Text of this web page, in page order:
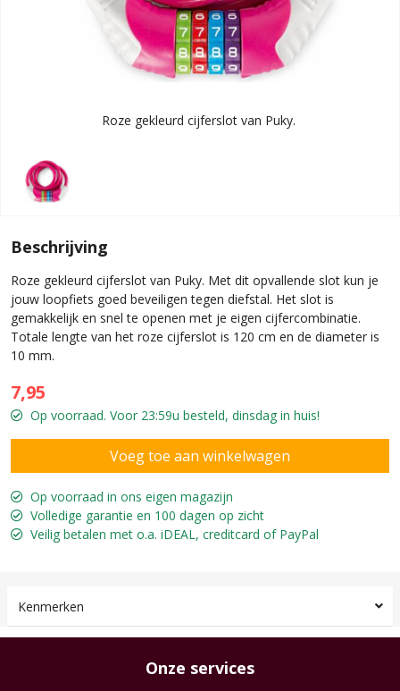
Roze gekleurd cijferslot van Puky.
Beschrijving
Roze gekleurd cijferslot van Puky. Met dit opvallende slot kun je
jouw loopfiets goed beveiligen tegen diefstal. Het slot is
gemakkelijk en snel te openen met je eigen cijfercombinatie.
Totale lengte van het roze cijferslot is 120 cm en de diameter is
10 mm.
7,95
Op voorraad. Voor 23:59u besteld, dinsdag in huis!
Op voorraad in ons eigen magazijn
Volledige garantie en 100 dagen op zicht
Veilig betalen met o.a. iDEAL, creditcard of PayPal
Kenmerken
Onze services